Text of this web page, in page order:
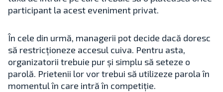
participant la acest eveniment privat.
În cele din urmă, managerii pot decide dacă doresc
să restricționeze accesul cuiva. Pentru asta,
organizatorii trebuie pur și simplu să seteze o
parolă. Prietenii lor vor trebui să utilizeze parola în
momentul în care intră în competiție.